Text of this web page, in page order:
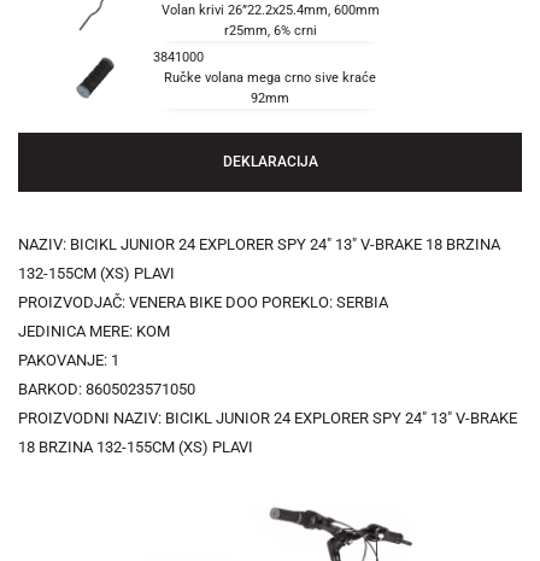
Volan krivi 26”22.2x25.4mm, 600mm
r25mm, 6% crni
3841000
Ručke volana mega crno sive kraće
92mm
DEKLARACIJA
NAZIV: BICIKL JUNIOR 24 EXPLORER SPY 24" 13" V-BRAKE 18 BRZINA
132-155CM (XS) PLAVI
PROIZVODJAČ: VENERA BIKE DOO POREKLO: SERBIA
JEDINICA MERE: KOM
PAKOVANJE: 1
BARKOD: 8605023571050
PROIZVODNI NAZIV: BICIKL JUNIOR 24 EXPLORER SPY 24" 13" V-BRAKE
18 BRZINA 132-155CM (XS) PLAVI